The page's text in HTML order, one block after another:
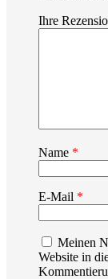
Ihre
Name *
E-Mail *
Meinen
Website in